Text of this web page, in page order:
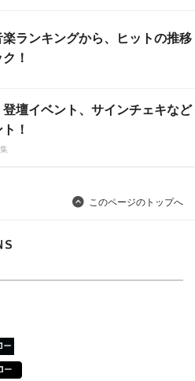
ランキングから、ヒットの推移
！
壇イベント、サインチェキなど
！
このページのトップへ